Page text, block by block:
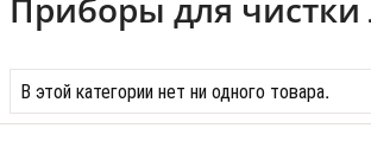
Приборы для чистки
В этой категории нет ни одного товара.